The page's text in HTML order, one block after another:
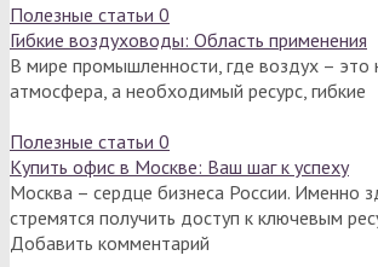
Полезные статьи 0
Гибкие воздуховоды: Область применения
В мире промышленности, где воздух – это
атмосфера, а необходимый ресурс, гибкие
Полезные статьи 0
Купить офис в Москве: Ваш шаг к успеху
Москва – сердце бизнеса России. Именно
стремятся получить доступ к ключевым
Добавить комментарий